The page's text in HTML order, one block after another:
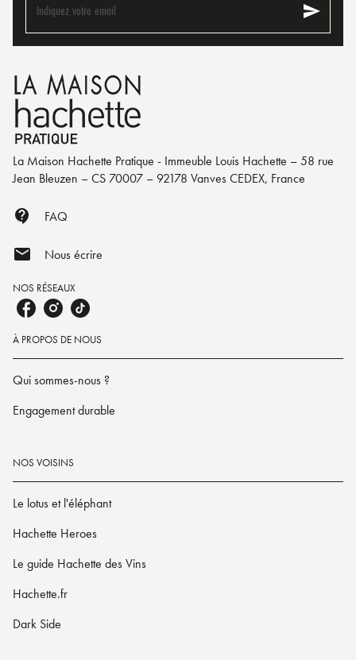
Indiquez votre email send
La Maison Hachette Pratique - Immeuble Louis Hachette – 58 rue
Jean Bleuzen – CS 70007 – 92178 Vanves CEDEX, France
contact_support FAQ
mail Nous écrire
NOS RÉSEAUX
À PROPOS DE NOUS
Qui sommes-nous ?
Engagement durable
NOS VOISINS
Le lotus et l'éléphant
Hachette Heroes
Le guide Hachette des Vins
Hachette.fr
Dark Side